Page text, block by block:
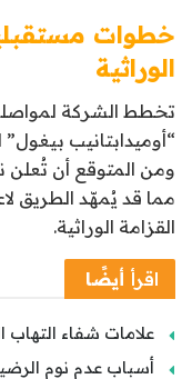
خطوات
الوراثية
تخطط الشركة
“أوميدابتانيب
مما قد يُمهّد الطريق
القزامة الوراثية.​
اقرأ أيضًا
علامات شفاء التهاب
أسباب عدم نوم